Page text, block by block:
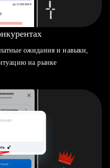
ожидания и навыки,
на рынке